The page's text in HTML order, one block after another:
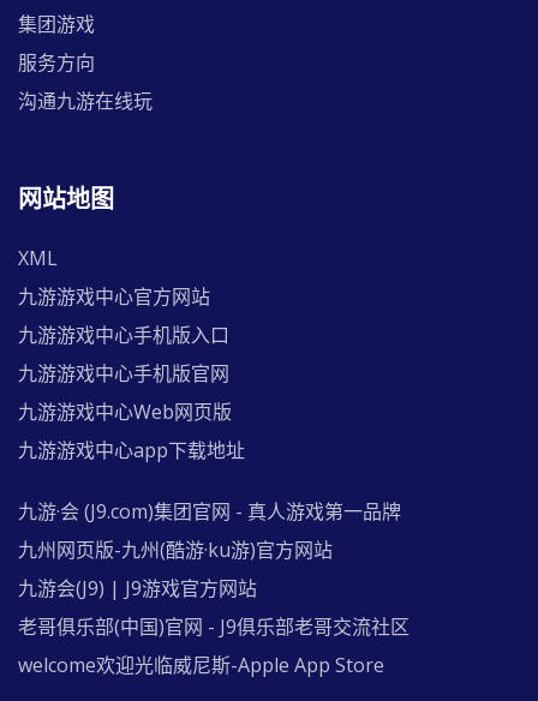
集团游戏
服务方向
沟通九游在线玩
网站地图
XML
九游游戏中心官方网站
九游游戏中心手机版入口
九游游戏中心手机版官网
九游游戏中心Web网页版
九游游戏中心app下载地址
九游·会 (J9.com)集团官网 - 真人游戏第一品牌
九州网页版-九州(酷游·ku游)官方网站
九游会(J9) | J9游戏官方网站
老哥俱乐部(中国)官网 - J9俱乐部老哥交流社区
welcome欢迎光临威尼斯-Apple App Store